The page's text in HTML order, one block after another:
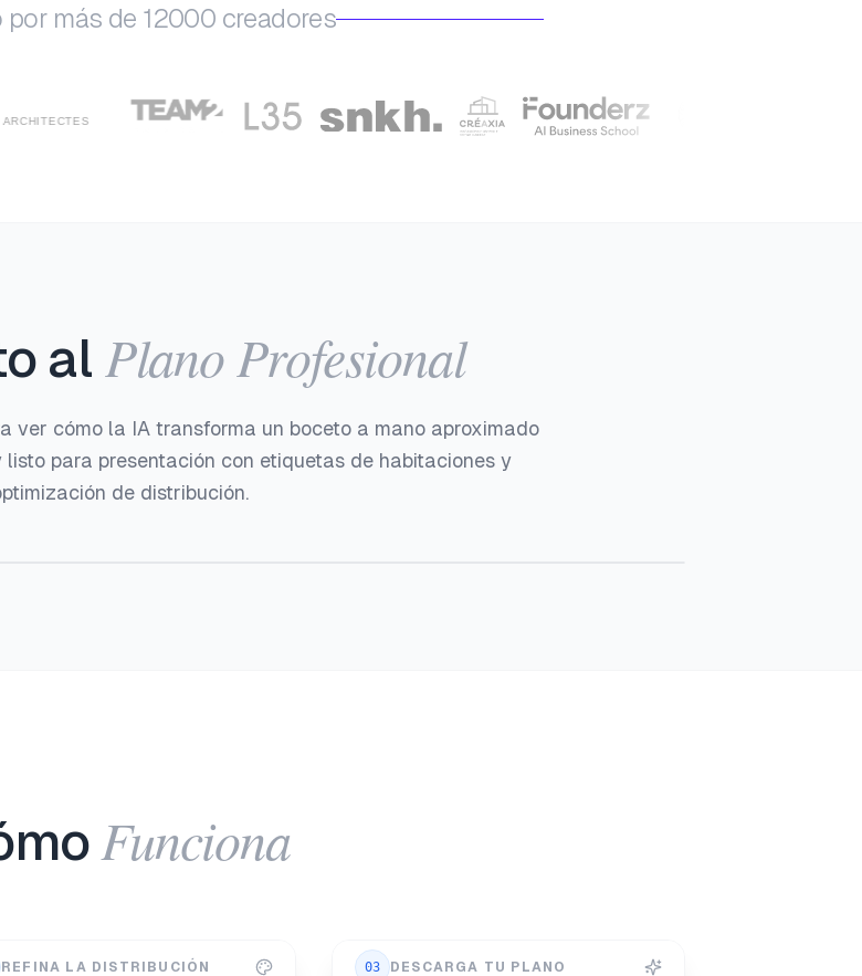
más de 12000 creadores
al Plano Profesional
ver cómo la IA transforma un boceto a mano aproximado
para presentación con etiquetas de habitaciones y
de distribución.
Funciona
REFINA LA DISTRIBUCIÓN 03 DESCARGA TU PLANO